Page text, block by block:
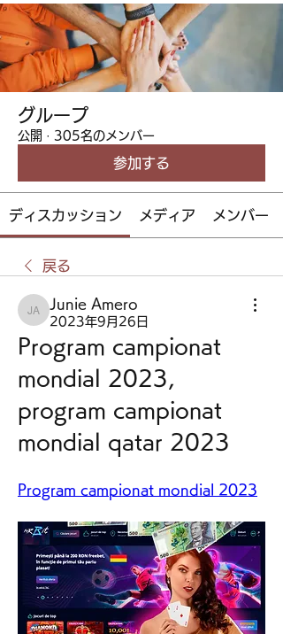
グループ
公開 · 305名のメンバー
参加する
ディスカッション メディア メンバー
戻る
Junie Amero
Junie Amero
2023年9月26日
Program campionat
mondial 2023,
program campionat
mondial qatar 2023
Program campionat mondial 2023